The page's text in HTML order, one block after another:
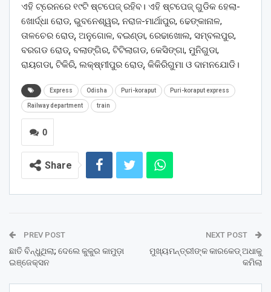
ଏହି ଟ୍ରେନରେ ୧୯ଟି ଷ୍ଟପେଜ୍ ରହିବ। ଏହି ଷ୍ଟପେଜ୍ ଗୁଡିକ ହେଲା-
ଖୋର୍ଦ୍ଧା ରୋଡ, ଭୁବନେଶ୍ୱର, ନରାଜ-ମାର୍ଥାପୁର, ଢେଙ୍କାନାଳ,
ତାଳଚେର ରୋଡ୍, ଅନୁଗୋଳ, ବଇଣ୍ଡା, ରେଢାଖୋଲ, ସମ୍ବଲପୁର,
ବରଗଡ ରୋଡ୍, ବଲାଙ୍ଗିର, ଟିଟିଲାଗଡ, କେସିଙ୍ଗା, ମୁନିଗୁଡା,
ରାୟଗଡା, ଟିକିରି, ଲକ୍ଷ୍ମୀପୁର ରୋଡ୍, କିକିରିଗୁମା ଓ ଦାମନଯୋଡି।
Express Odisha Puri-koraput Puri-koraput express
Railway department train
0
Share
PREV POST
ଛାତି ବିନ୍ଧୁଥିଲା; ଦେଲେ କୁକୁର କାମୁଡ଼ା
ଇଞ୍ଜେକ୍ସନ
NEXT POST
ମୁଖ୍ୟମନ୍ତ୍ରୀଙ୍କ କାରକେଡ୍‌ ଅଧାକୁ
କମିଲା